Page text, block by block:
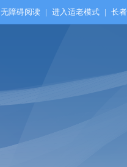
无障碍阅读 | 进入适老模式 | 长